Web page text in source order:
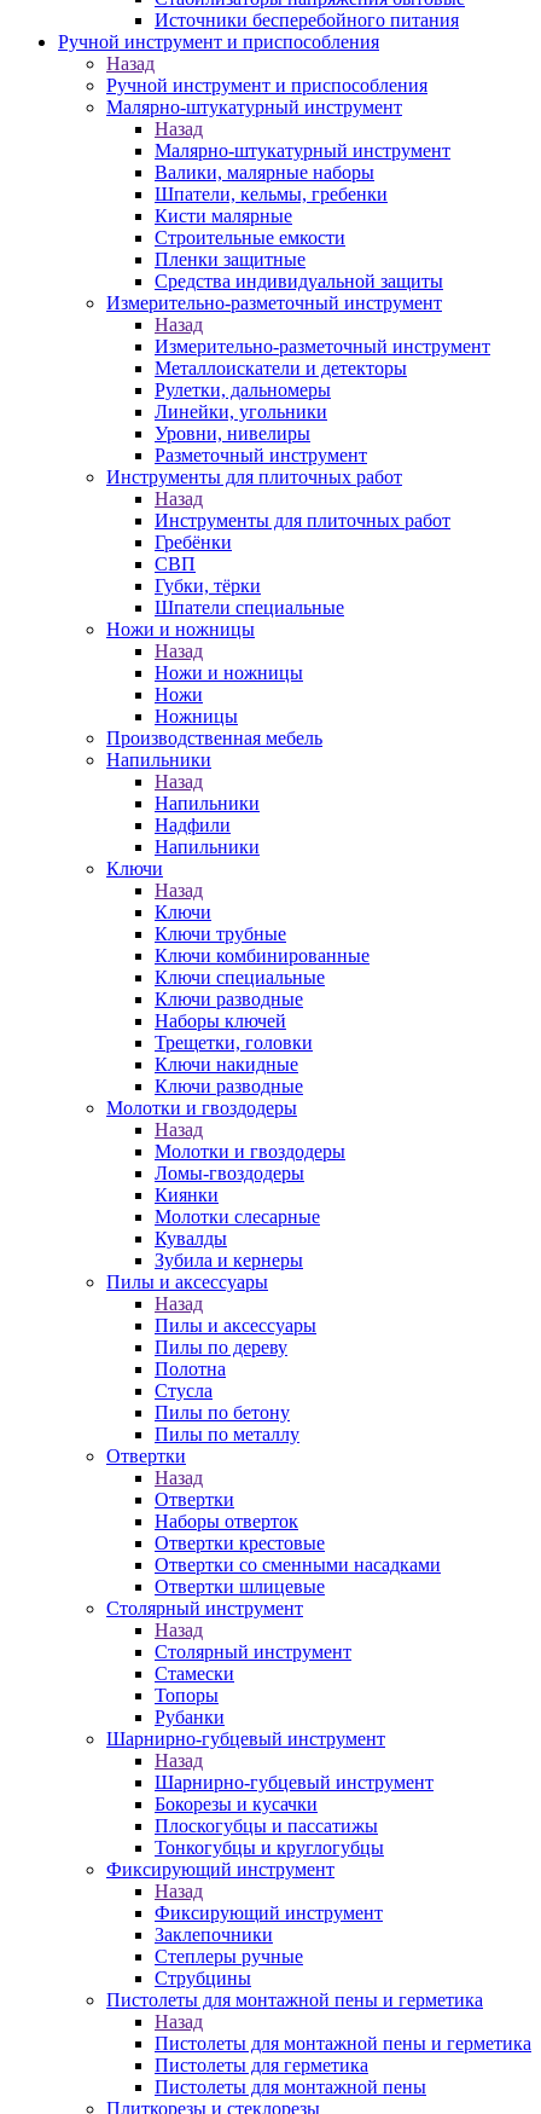
Источники бесперебойного питания
Ручной инструмент и приспособления
Назад
Ручной инструмент и приспособления
Малярно-штукатурный инструмент
Назад
Малярно-штукатурный инструмент
Валики, малярные наборы
Шпатели, кельмы, гребенки
Кисти малярные
Строительные емкости
Пленки защитные
Средства индивидуальной защиты
Измерительно-разметочный инструмент
Назад
Измерительно-разметочный инструмент
Металлоискатели и детекторы
Рулетки, дальномеры
Линейки, угольники
Уровни, нивелиры
Разметочный инструмент
Инструменты для плиточных работ
Назад
Инструменты для плиточных работ
Гребёнки
СВП
Губки, тёрки
Шпатели специальные
Ножи и ножницы
Назад
Ножи и ножницы
Ножи
Ножницы
Производственная мебель
Напильники
Назад
Напильники
Надфили
Напильники
Ключи
Назад
Ключи
Ключи трубные
Ключи комбинированные
Ключи специальные
Ключи разводные
Наборы ключей
Трещетки, головки
Ключи накидные
Ключи разводные
Молотки и гвоздодеры
Назад
Молотки и гвоздодеры
Ломы-гвоздодеры
Киянки
Молотки слесарные
Кувалды
Зубила и кернеры
Пилы и аксессуары
Назад
Пилы и аксессуары
Пилы по дереву
Полотна
Стусла
Пилы по бетону
Пилы по металлу
Отвертки
Назад
Отвертки
Наборы отверток
Отвертки крестовые
Отвертки со сменными насадками
Отвертки шлицевые
Столярный инструмент
Назад
Столярный инструмент
Стамески
Топоры
Рубанки
Шарнирно-губцевый инструмент
Назад
Шарнирно-губцевый инструмент
Бокорезы и кусачки
Плоскогубцы и пассатижы
Тонкогубцы и круглогубцы
Фиксирующий инструмент
Назад
Фиксирующий инструмент
Заклепочники
Степлеры ручные
Струбцины
Пистолеты для монтажной пены и герметика
Назад
Пистолеты для монтажной пены и герметика
Пистолеты для герметика
Пистолеты для монтажной пены
Плиткорезы и стеклорезы